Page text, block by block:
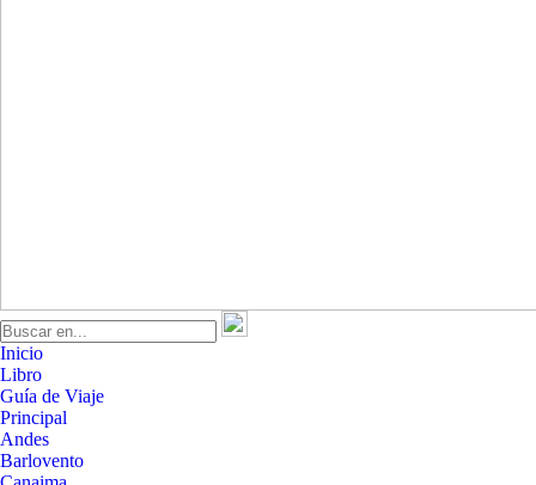
Inicio
Libro
Guía de Viaje
Principal
Andes
Barlovento